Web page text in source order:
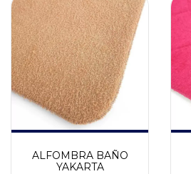
ALFOMBRA BAÑO
YAKARTA